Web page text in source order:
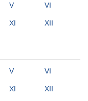
V VI
XI XII
V VI
XI XII